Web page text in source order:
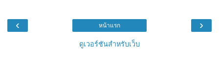
‹ ›
หน้าแรก
ดูเวอร์ชันสำหรับเว็บ